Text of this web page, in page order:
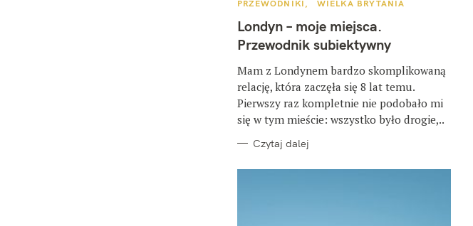
K
T
E
G
O
I
E
PRZEWODNIKI WIELKA BRYTANIA
Londyn – moje miejsca.
Przewodnik subiektywny
Mam z Londynem bardzo skomplikowaną
relację, która zaczęła się 8 lat temu.
Pierwszy raz kompletnie nie podobało mi
się w tym mieście: wszystko było drogie,..
Czytaj dalej